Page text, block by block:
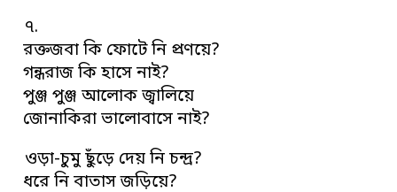
৭.
রক্তজবা কি ফোটে নি প্রণয়ে?
গন্ধরাজ কি হাসে নাই?
পুঞ্জ পুঞ্জ আলোক জ্বালিয়ে
জোনাকিরা ভালোবাসে নাই?
ওড়া-চুমু ছুঁড়ে দেয় নি চন্দ্র?
ধরে নি বাতাস জড়িয়ে?